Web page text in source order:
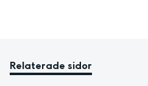
Relaterade sidor